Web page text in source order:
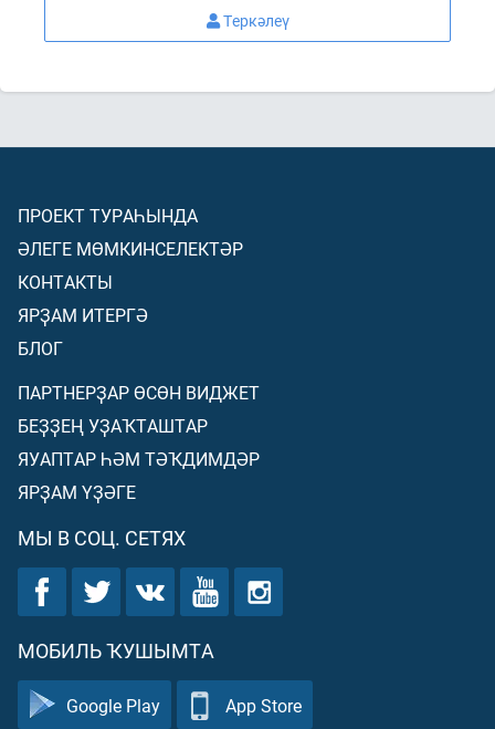
Теркәлеү
ПРОЕКТ ТУРАҺЫНДА
ӘЛЕГЕ МӨМКИНСЕЛЕКТӘР
КОНТАКТЫ
ЯРҘАМ ИТЕРГӘ
БЛОГ
ПАРТНЕРҘАР ӨСӨН ВИДЖЕТ
БЕҘҘЕҢ УҘАҠТАШТАР
ЯУАПТАР ҺӘМ ТӘҠДИМДӘР
ЯРҘАМ ҮҘӘГЕ
МЫ В СОЦ. СЕТЯХ
МОБИЛЬ ҠУШЫМТА
Google Play App Store